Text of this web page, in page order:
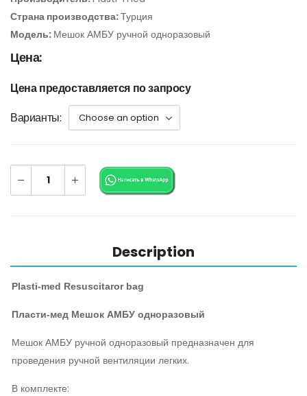
Страна производства:Турция
Модель: Мешок АМБУ ручной одноразовый
Цена:
Цена предоставляется по запросу
Варианты
Description
Plasti-med Resuscitaror bag
Пласти-мед Мешок АМБУ одноразовый
Мешок АМБУ ручной одноразовый предназначен для
проведения ручной вентиляции легких.
В комплекте: